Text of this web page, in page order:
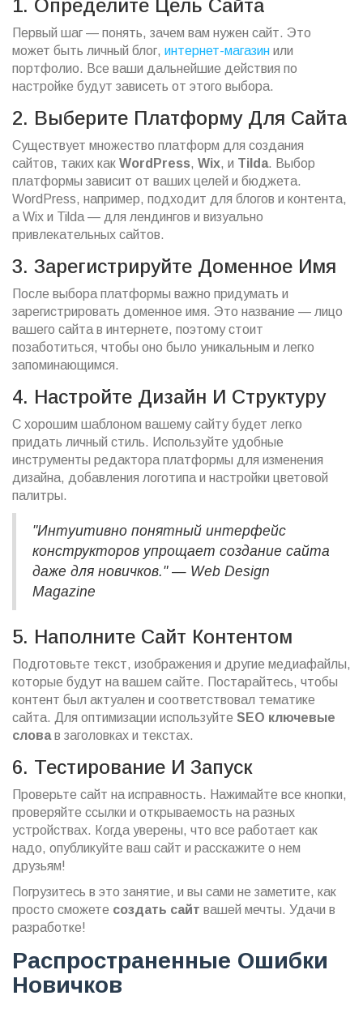
1. Определите Цель Сайта
Первый шаг — понять, зачем вам нужен сайт. Это
может быть личный блог, интернет-магазин или
портфолио. Все ваши дальнейшие действия по
настройке будут зависеть от этого выбора.
2. Выберите Платформу Для Сайта
Существует множество платформ для создания
сайтов, таких как WordPress, Wix, и Tilda. Выбор
платформы зависит от ваших целей и бюджета.
WordPress, например, подходит для блогов и контента,
а Wix и Tilda — для лендингов и визуально
привлекательных сайтов.
3. Зарегистрируйте Доменное Имя
После выбора платформы важно придумать и
зарегистрировать доменное имя. Это название — лицо
вашего сайта в интернете, поэтому стоит
позаботиться, чтобы оно было уникальным и легко
запоминающимся.
4. Настройте Дизайн И Структуру
С хорошим шаблоном вашему сайту будет легко
придать личный стиль. Используйте удобные
инструменты редактора платформы для изменения
дизайна, добавления логотипа и настройки цветовой
палитры.
"Интуитивно понятный интерфейс
конструкторов упрощает создание сайта
даже для новичков." — Web Design
Magazine
5. Наполните Сайт Контентом
Подготовьте текст, изображения и другие медиафайлы,
которые будут на вашем сайте. Постарайтесь, чтобы
контент был актуален и соответствовал тематике
сайта. Для оптимизации используйте SEO ключевые
словав заголовках и текстах.
6. Тестирование И Запуск
Проверьте сайт на исправность. Нажимайте все кнопки,
проверяйте ссылки и открываемость на разных
устройствах. Когда уверены, что все работает как
надо, опубликуйте ваш сайт и расскажите о нем
друзьям!
Погрузитесь в это занятие, и вы сами не заметите, как
просто сможете создать сайт вашей мечты. Удачи в
разработке!
Распространенные Ошибки
Новичков